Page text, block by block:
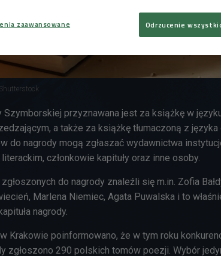
Szymborskiej przyznawana jest za książkę w
a także za książkę tłumaczoną z
do nagrody mogą zgłaszać wydawnictwa
członkowie kapituły oraz inne osoby.
do nagrody znaleźli się m.in. Zofia
Marlena Niemiec, Agata Puwalska i to
nagrody.
Krakowie poinformowano, że w tym roku
zgłoszono 290 polskich tomów poezji. Wybór
zaawansowane Odrzucenie